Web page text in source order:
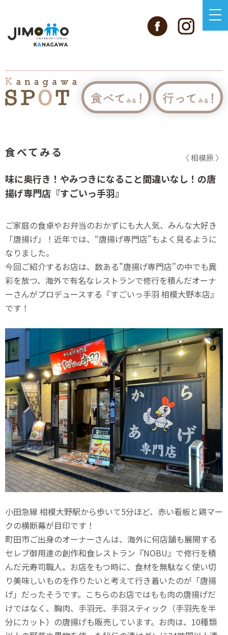
食べてみる 〈 相模原 〉
味に奥行き！やみつきになること間違いなし！の唐
揚げ専門店『すごいっ手羽』
ご家庭の食卓やお弁当のおかずにも大人気、みんな大好き
「唐揚げ」！近年では、“唐揚げ専門店”もよく見るように
なりました。
今回ご紹介するお店は、数ある”唐揚げ専門店”の中でも異
彩を放つ、海外で有名なレストランで修行を積んだオーナ
ーさんがプロデュースする『すごいっ手羽 相模大野本店』
です！
小田急線 相模大野駅から歩いて5分ほど、赤い看板と鶏マー
クの横断幕が目印です！
町田市ご出身のオーナーさんは、海外に何店舗も展開する
セレブ御用達の創作和食レストラン『NOBU』で修行を積
んだ元寿司職人。お店をもつ時に、食材を無駄なく使い切
り美味しいものを作りたいと考えて行き着いたのが「唐揚
げ」だったそうです。こちらのお店ではもも肉の唐揚げだ
けではなく、胸肉、手羽元、手羽スティック（手羽先を半
分にカット）の唐揚げも販売しています。お肉は、10種類